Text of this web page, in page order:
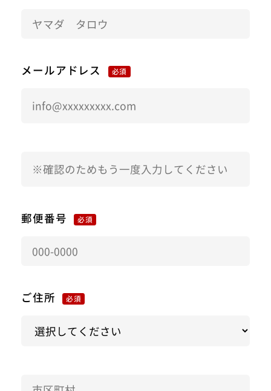
メールアドレス 必須
郵便番号 必須
ご住所 必須